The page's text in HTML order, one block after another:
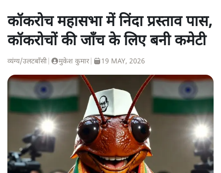
कॉकरोच महासभा में निंदा प्रस्ताव पास,
कॉकरोचों की जाँच के लिए बनी कमेटी
व्यंग्य/उलटबाँसी मुकेश कुमार 19 MAY, 2026